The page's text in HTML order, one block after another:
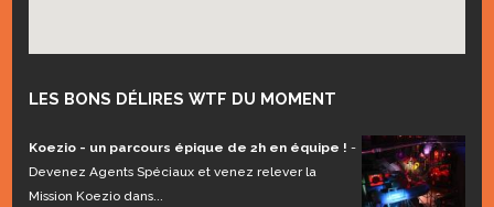
LES BONS DÉLIRES WTF DU MOMENT
Koezio - un parcours épique de 2h en équipe ! -
Devenez Agents Spéciaux et venez relever la
Mission Koezio dans...